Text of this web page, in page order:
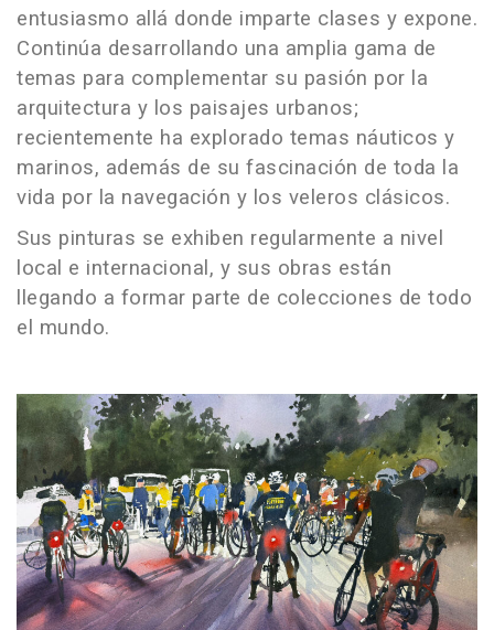
entusiasmo allá donde imparte clases y expone.
Continúa desarrollando una amplia gama de
temas para complementar su pasión por la
arquitectura y los paisajes urbanos;
recientemente ha explorado temas náuticos y
marinos, además de su fascinación de toda la
vida por la navegación y los veleros clásicos.
Sus pinturas se exhiben regularmente a nivel
local e internacional, y sus obras están
llegando a formar parte de colecciones de todo
el mundo.